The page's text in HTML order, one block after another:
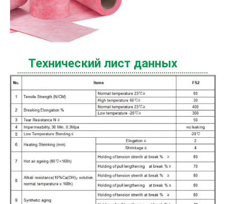
Технический лист данных